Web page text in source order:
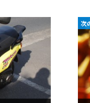
次